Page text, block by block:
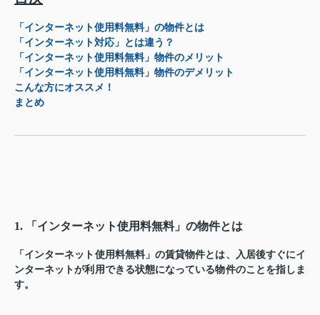
「インターネット使用料無料」の物件とは
「インターネット対応」とは違う？
「インターネット使用料無料」物件のメリット
「インターネット使用料無料」物件のデメリット
こんな方にオススメ！
まとめ
1. 「インターネット使用料無料」の物件とは
「インターネット使用料無料」の賃貸物件とは、入居後すぐにイ
ンターネットが利用できる状態になっている物件のことを指しま
す。